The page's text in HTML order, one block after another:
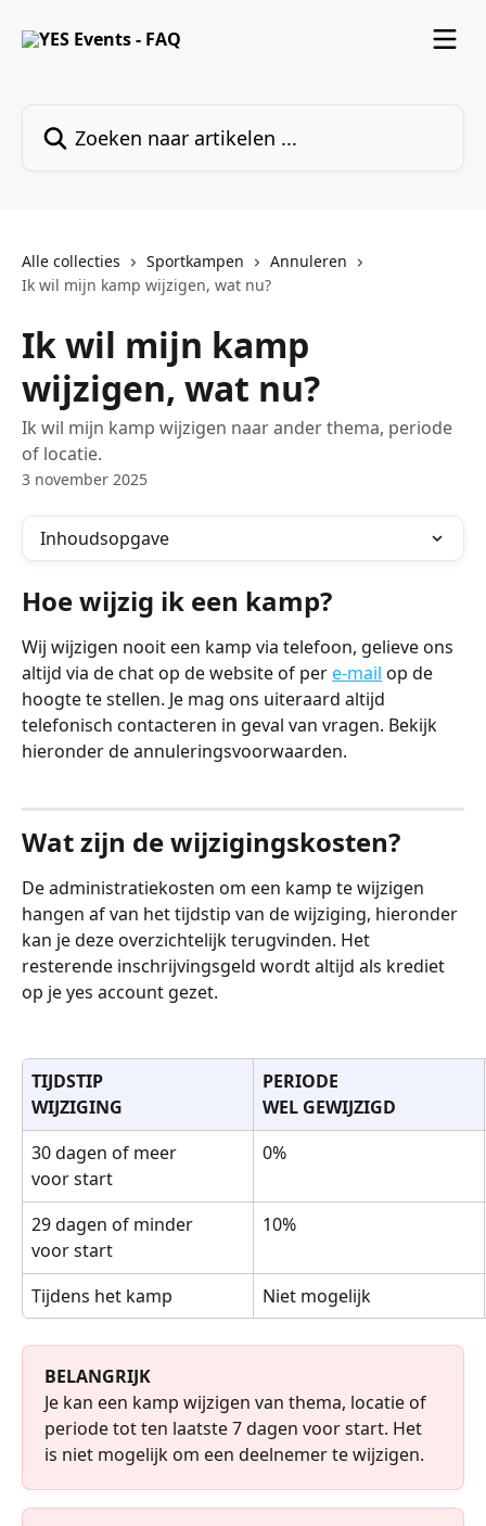
Alle collecties Sportkampen
Annuleren
Ik wil mijn kamp wijzigen, wat nu?
Ik wil mijn kamp
wijzigen, wat nu?
Ik wil mijn kamp wijzigen naar ander thema, periode
of locatie.
3 november 2025
Inhoudsopgave
Hoe wijzig ik een kamp?
Wij wijzigen nooit een kamp via telefoon, gelieve ons
altijd via de chat op de website of per e-mail op de
hoogte te stellen. Je mag ons uiteraard altijd
telefonisch contacteren in geval van vragen. Bekijk
hieronder de annuleringsvoorwaarden.
Wat zijn de wijzigingskosten?
De administratiekosten om een kamp te wijzigen
hangen af van het tijdstip van de wijziging, hieronder
kan je deze overzichtelijk terugvinden. Het
resterende inschrijvingsgeld wordt altijd als krediet
op je yes account gezet.
TIJDSTIP
WIJZIGING
PERIODE
WEL GEWIJZIGD
30 dagen of meer
voor start
0%
29 dagen of minder
voor start
10%
Tijdens het kamp Niet mogelijk
BELANGRIJK
Je kan een kamp wijzigen van thema, locatie of
periode tot ten laatste 7 dagen voor start. Het
is niet mogelijk om een deelnemer te wijzigen.